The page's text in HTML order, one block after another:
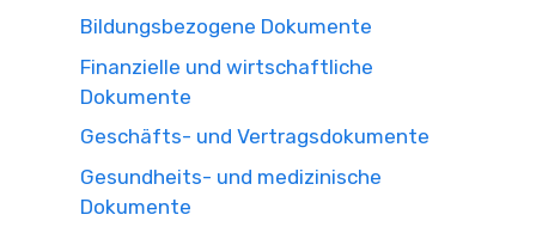
Bildungsbezogene Dokumente
Finanzielle und wirtschaftliche
Dokumente
Geschäfts- und Vertragsdokumente
Gesundheits- und medizinische
Dokumente